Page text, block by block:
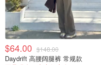
$64.00 $148.00
Daydrift 高腰阔腿裤 常规款